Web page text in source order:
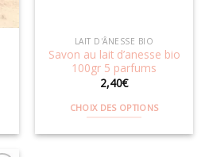
page
du
produit
LAIT D'ÂNESSE BIO
Savon au lait d’anesse bio
100gr 5 parfums
2,40€
CHOIX DES OPTIONS